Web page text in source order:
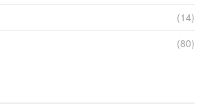
(14)
(80)